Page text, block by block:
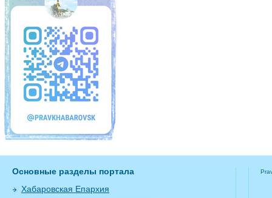
Основные разделы портала
Хабаровская Епархия